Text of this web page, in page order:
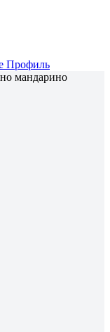
Профиль
мандарино